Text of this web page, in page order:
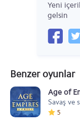
Yeni
gelsin
Benzer oyunlar
Age of
Savaş ve
5